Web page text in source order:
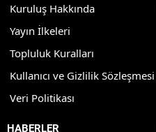
Kuruluş Hakkında
Yayın İlkeleri
Topluluk Kuralları
Kullanıcı ve Gizlilik Sözleşmesi
Veri Politikası
HABERLER